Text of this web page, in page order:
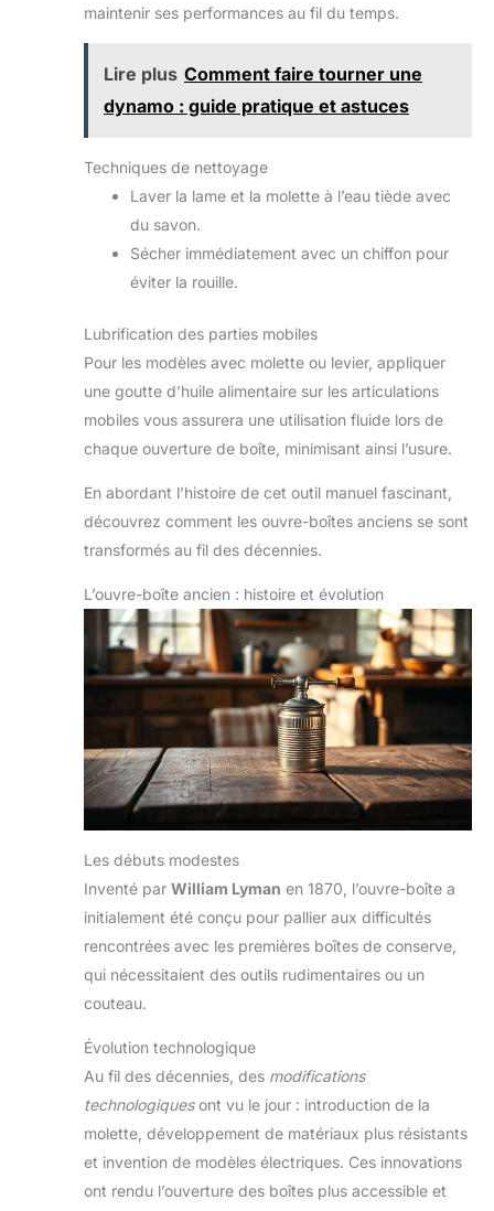
maintenir ses performances au fil du temps.
Lire plus Comment faire tourner une
dynamo : guide pratique et astuces
Techniques de nettoyage
Laver la lame et la molette à l’eau tiède avec
du savon.
Sécher immédiatement avec un chiffon pour
éviter la rouille.
Lubrification des parties mobiles
Pour les modèles avec molette ou levier, appliquer
une goutte d’huile alimentaire sur les articulations
mobiles vous assurera une utilisation fluide lors de
chaque ouverture de boîte, minimisant ainsi l’usure.
En abordant l’histoire de cet outil manuel fascinant,
découvrez comment les ouvre-boîtes anciens se sont
transformés au fil des décennies.
L’ouvre-boîte ancien : histoire et évolution
Les débuts modestes
Inventé par William Lyman en 1870, l’ouvre-boîte a
initialement été conçu pour pallier aux difficultés
rencontrées avec les premières boîtes de conserve,
qui nécessitaient des outils rudimentaires ou un
couteau.
Évolution technologique
Au fil des décennies, des modifications
technologiquesont vu le jour : introduction de la
molette, développement de matériaux plus résistants
et invention de modèles électriques. Ces innovations
ont rendu l’ouverture des boîtes plus accessible et